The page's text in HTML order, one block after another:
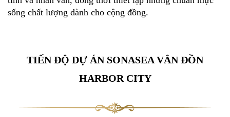
sống chất lượng dành cho cộng đồng.
TIẾN ĐỘ DỰ ÁN SONASEA VÂN ĐỒN
HARBOR CITY